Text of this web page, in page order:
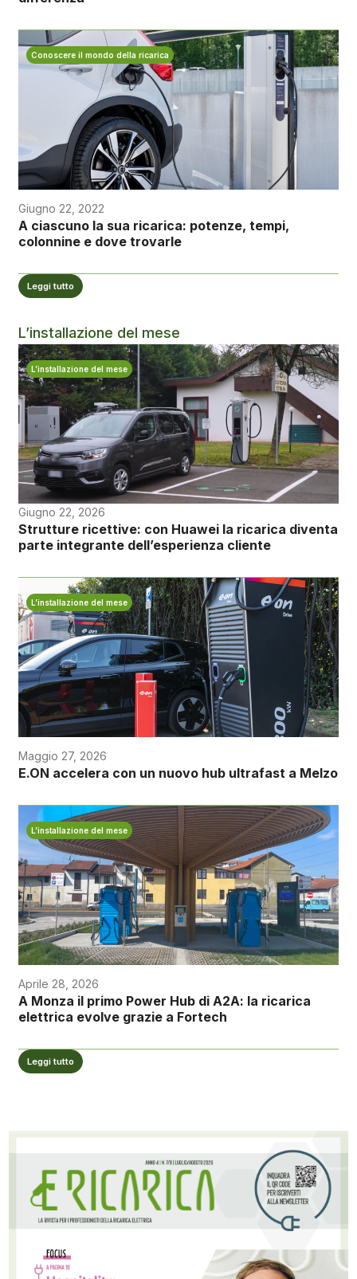
Conoscere il mondo della ricarica
Giugno 22, 2022
A ciascuno la sua ricarica: potenze, tempi,
colonnine e dove trovarle
Leggi tutto
L’installazione del mese
L’installazione del mese
Giugno 22, 2026
Strutture ricettive: con Huawei la ricarica diventa
parte integrante dell’esperienza cliente
L’installazione del mese
Maggio 27, 2026
E.ON accelera con un nuovo hub ultrafast a Melzo
L’installazione del mese
Aprile 28, 2026
A Monza il primo Power Hub di A2A: la ricarica
elettrica evolve grazie a Fortech
Leggi tutto